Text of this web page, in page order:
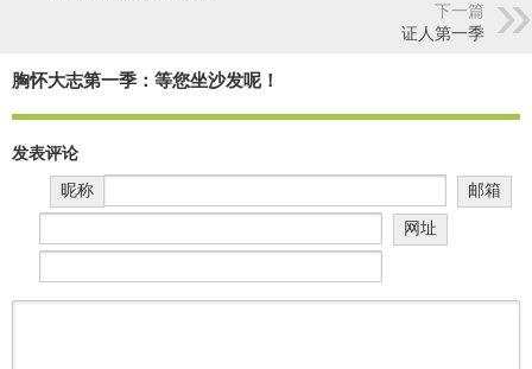
下一篇
证人第一季
胸怀大志第一季：等您坐沙发呢！
发表评论
昵称
邮箱
网址